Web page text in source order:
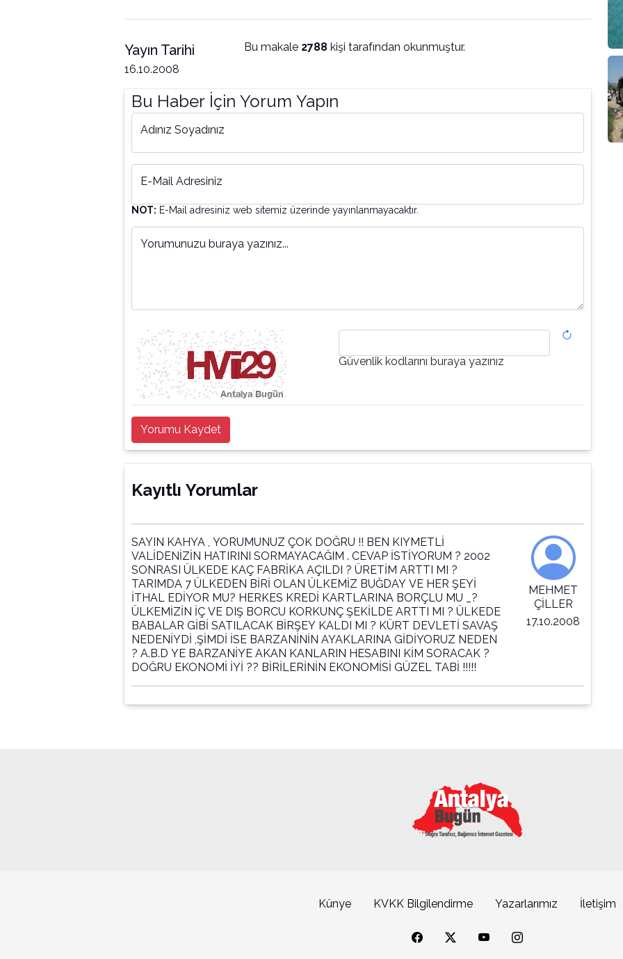
Yayın Tarihi
16.10.2008
Bu makale 2788kişi tarafından okunmuştur.
Bu Haber İçin Yorum Yapın
Adınız Soyadınız
E-Mail Adresiniz
NOT: E-Mail adresiniz web sitemiz üzerinde yayınlanmayacaktır.
Yorumunuzu buraya yazınız...
Güvenlik kodlarını buraya yazınız
Yorumu Kaydet
Kayıtlı Yorumlar
SAYIN KAHYA , YORUMUNUZ ÇOK DOĞRU !! BEN KIYMETLİ
VALİDENİZİN HATIRINI SORMAYACAĞIM . CEVAP İSTİYORUM ? 2002
SONRASI ÜLKEDE KAÇ FABRİKA AÇILDI ? ÜRETİM ARTTI MI ?
TARIMDA 7 ÜLKEDEN BİRİ OLAN ÜLKEMİZ BUĞDAY VE HER ŞEYİ
İTHAL EDİYOR MU? HERKES KREDİ KARTLARINA BORÇLU MU _?
ÜLKEMİZİN İÇ VE DIŞ BORCU KORKUNÇ ŞEKİLDE ARTTI MI ? ÜLKEDE
BABALAR GİBİ SATILACAK BİRŞEY KALDI MI ? KÜRT DEVLETİ SAVAŞ
NEDENİYDİ ,ŞİMDİ İSE BARZANİNİN AYAKLARINA GİDİYORUZ NEDEN
? A.B.D YE BARZANİYE AKAN KANLARIN HESABINI KİM SORACAK ?
DOĞRU EKONOMİ İYİ ?? BİRİLERİNİN EKONOMİSİ GÜZEL TABİ !!!!!
MEHMET
ÇİLLER
17.10.2008
Künye KVKK Bilgilendirme Yazarlarımız İletişim